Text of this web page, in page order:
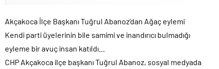
Akçakoca İlçe Başkanı Tuğrul Abanoz’dan Ağaç eylemi
Kendi parti üyelerinin bile samimi ve inandırıcı bulmadığı
eyleme bir avuç insan katıldı…
CHP Akçakoca ilçe başkanı Tuğrul Abanoz, sosyal medyada